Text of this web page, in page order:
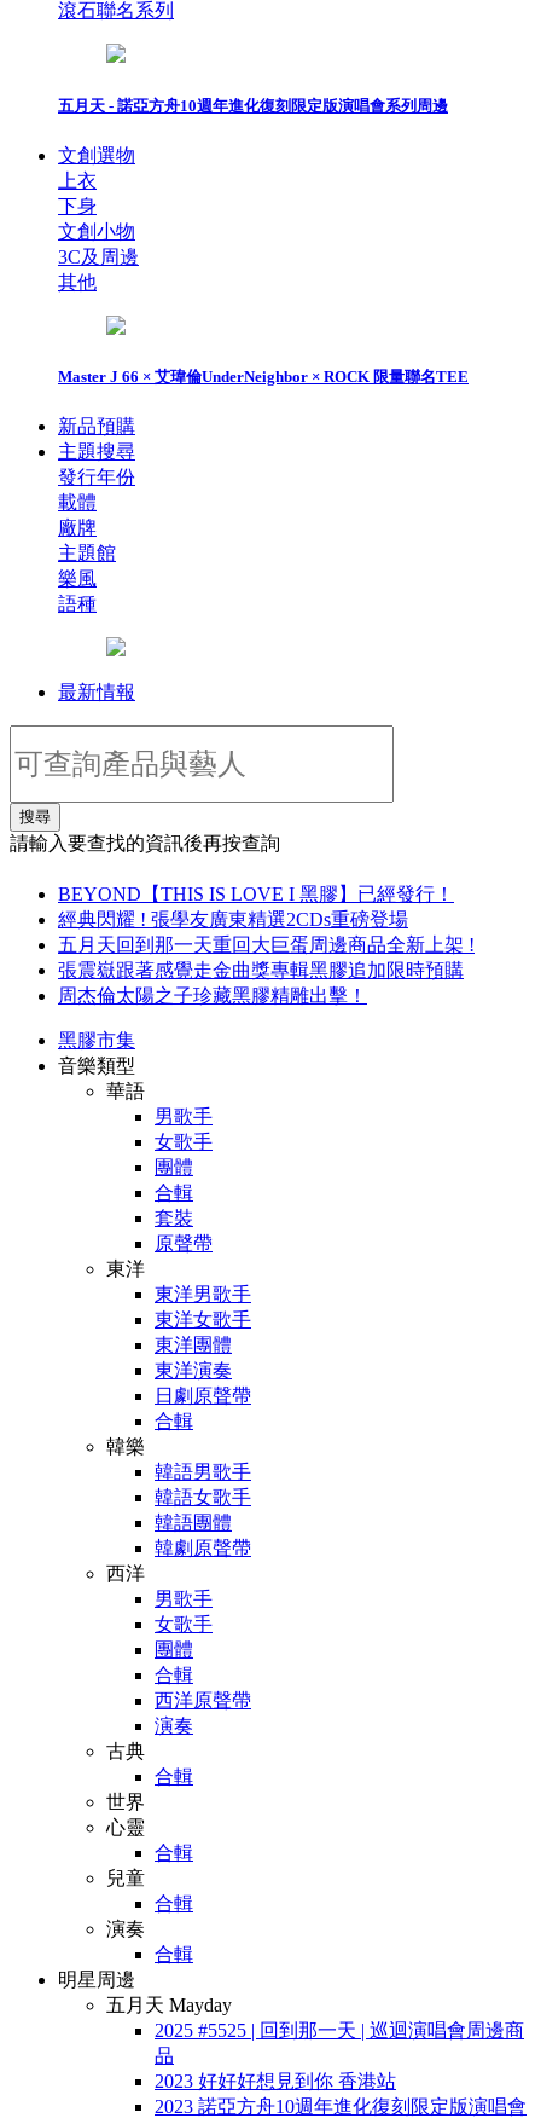
滾石聯名系列
五月天 - 諾亞方舟10週年進化復刻限定版演唱會系列周邊
文創選物
上衣
下身
文創小物
3C及周邊
其他
Master J 66 × 艾瑋倫UnderNeighbor × ROCK 限量聯名TEE
新品預購
主題搜尋
發行年份
載體
廠牌
主題館
樂風
語種
最新情報
搜尋
請輸入要查找的資訊後再按查詢
BEYOND【THIS IS LOVE I 黑膠】已經發行！
經典閃耀 ! 張學友廣東精選2CDs重磅登場
五月天回到那一天重回大巨蛋周邊商品全新上架 !
張震嶽跟著感覺走金曲獎專輯黑膠追加限時預購
周杰倫太陽之子珍藏黑膠精雕出擊！
黑膠市集
音樂類型
華語
男歌手
女歌手
團體
合輯
套裝
原聲帶
東洋
東洋男歌手
東洋女歌手
東洋團體
東洋演奏
日劇原聲帶
合輯
韓樂
韓語男歌手
韓語女歌手
韓語團體
韓劇原聲帶
西洋
男歌手
女歌手
團體
合輯
西洋原聲帶
演奏
古典
合輯
世界
心靈
合輯
兒童
合輯
演奏
合輯
明星周邊
五月天 Mayday
2025 #5525 | 回到那一天 | 巡迴演唱會周邊商
品
2023 好好好想見到你 香港站
2023 諾亞方舟10週年進化復刻限定版演唱會